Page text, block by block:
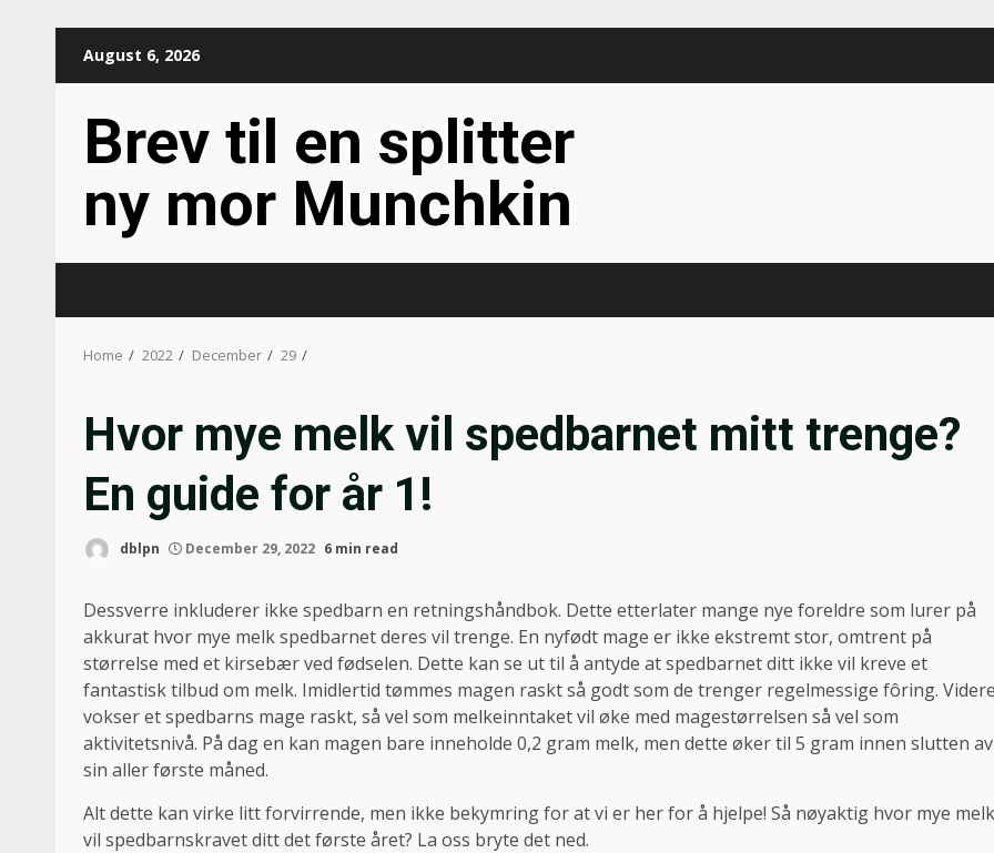
August 6, 2026
Brev til en splitter
ny mor Munchkin
Home 2022 December 29
Hvor mye melk vil spedbarnet mitt trenge?
En guide for år 1!
dblpn December 29, 2022 6 min read
Dessverre inkluderer ikke spedbarn en retningshåndbok. Dette etterlater mange nye foreldre som lurer på
akkurat hvor mye melk spedbarnet deres vil trenge. En nyfødt mage er ikke ekstremt stor, omtrent på
størrelse med et kirsebær ved fødselen. Dette kan se ut til å antyde at spedbarnet ditt ikke vil kreve et
fantastisk tilbud om melk. Imidlertid tømmes magen raskt så godt som de trenger regelmessige fôring.
vokser et spedbarns mage raskt, så vel som melkeinntaket vil øke med magestørrelsen så vel som
aktivitetsnivå. På dag en kan magen bare inneholde 0,2 gram melk, men dette øker til 5 gram innen slutten av
sin aller første måned.
Alt dette kan virke litt forvirrende, men ikke bekymring for at vi er her for å hjelpe! Så nøyaktig hvor mye melk
vil spedbarnskravet ditt det første året? La oss bryte det ned.